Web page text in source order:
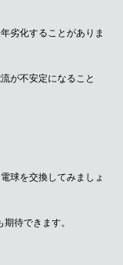
劣化することがありま
が不安定になること
球を交換してみましょ
待できます。